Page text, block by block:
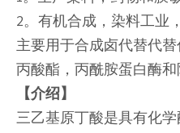
2。有机合成，染料工业
主要用于合成卤代替代
丙酸酯，丙酰胺蛋白酶和
【介绍】
三乙基原丁酸是具有化学